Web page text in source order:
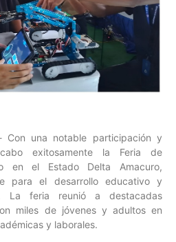
Con una notable participación y
exitosamente la Feria de
en el Estado Delta Amacuro,
para el desarrollo educativo y
La feria reunió a destacadas
miles de jóvenes y adultos en
y laborales.